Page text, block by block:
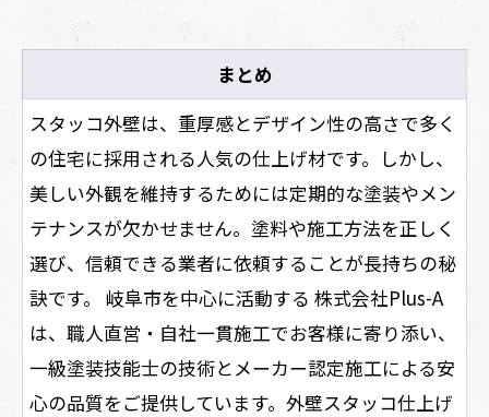
まとめ
スタッコ外壁は、重厚感とデザイン性の高さで多く
の住宅に採用される人気の仕上げ材です。しかし、
美しい外観を維持するためには定期的な塗装やメン
テナンスが欠かせません。塗料や施工方法を正しく
選び、信頼できる業者に依頼することが長持ちの秘
訣です。 岐阜市を中心に活動する 株式会社Plus-A
は、職人直営・自社一貫施工でお客様に寄り添い、
一級塗装技能士の技術とメーカー認定施工による安
心の品質をご提供しています。外壁スタッコ仕上げ